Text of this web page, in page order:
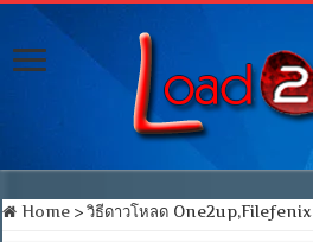
Home > วิธีดาวโหลด One2up,Filefenix